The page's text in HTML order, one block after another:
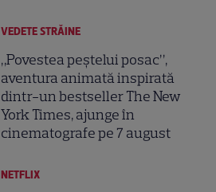
VEDETE STRĂINE
„Povestea peștelui posac”,
aventura animată inspirată
dintr-un bestseller The New
York Times, ajunge în
cinematografe pe 7 august
NETFLIX